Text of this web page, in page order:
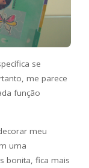
se
me parece
função
meu
uma
bonita, fica mais